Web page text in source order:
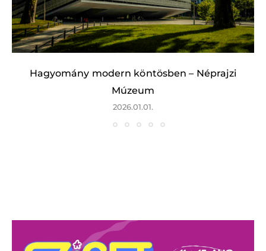
Hagyomány modern köntösben – Néprajzi
Múzeum
2026.01.01.